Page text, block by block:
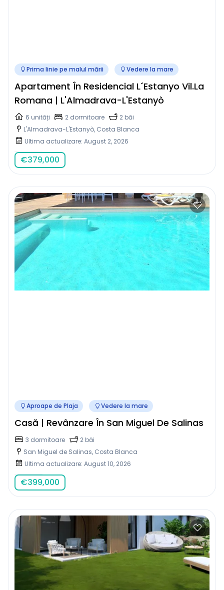
Prima linie pe malul mării Vedere la mare
Apartament În Residencial L´Estanyo Vil.la
Romana | L'Almadrava-L'Estanyò
6 unități 2 dormitoare
2 băi
L'Almadrava-L'Estanyò, Costa Blanca
Ultima actualizare: August 2, 2026
€379,000
Aproape de Plaja Vedere la mare
Casă | Revânzare În San Miguel De Salinas
3 dormitoare
2 băi
San Miguel de Salinas, Costa Blanca
Ultima actualizare: August 10, 2026
€399,000